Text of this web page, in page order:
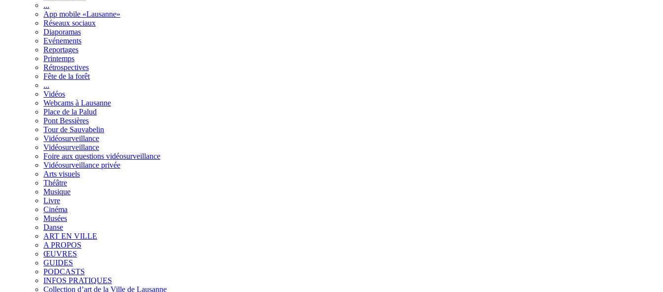
...
App mobile «Lausanne»
Réseaux sociaux
Diaporamas
Evénements
Reportages
Printemps
Rétrospectives
Fête de la forêt
...
Vidéos
Webcams à Lausanne
Place de la Palud
Pont Bessières
Tour de Sauvabelin
Vidéosurveillance
Vidéosurveillance
Foire aux questions vidéosurveillance
Vidéosurveillance privée
Arts visuels
Théâtre
Musique
Livre
Cinéma
Musées
Danse
ART EN VILLE
A PROPOS
ŒUVRES
GUIDES
PODCASTS
INFOS PRATIQUES
Collection d’art de la Ville de Lausanne